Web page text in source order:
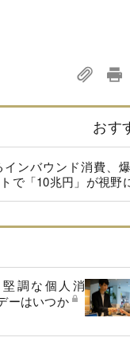
おす
ンバウンド消費、
で「10兆円」が視野
調な個人消
ーはいつか